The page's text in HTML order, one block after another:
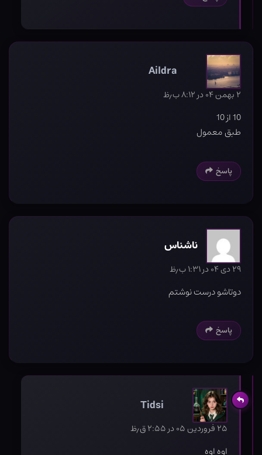
Aildra
۲ بهمن ۰۴ در ۸:۱۲ ب٫ظ
10 از 10
طبق معمول
پاسخ
ناشناس
۲۹ دی ۰۴ در ۱:۳۱ ب٫ظ
دوتاشو درست نوشتم
پاسخ
Tidsi
۲۵ فروردین ۰۵ در ۲:۵۵ ق٫ظ
اوه اوه